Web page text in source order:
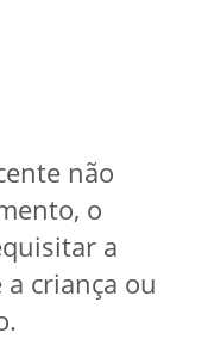
não
o
a
criança ou